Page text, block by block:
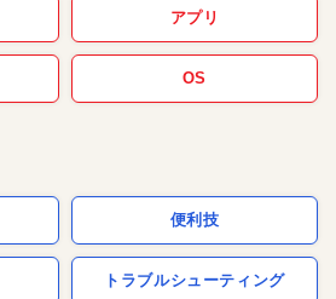
アプリ
OS
便利技
トラブルシューティング